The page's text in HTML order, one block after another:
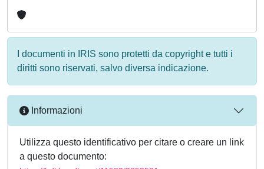
I documenti in IRIS sono protetti da copyright e tutti i
diritti sono riservati, salvo diversa indicazione.
Informazioni
Utilizza questo identificativo per citare o creare un link
a questo documento: